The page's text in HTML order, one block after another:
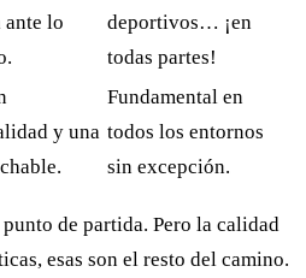
ante lo
deportivos… ¡en
todas partes!
y una
Fundamental en
todos los entornos
sin excepción.
de partida. Pero la calidad
esas son el resto del camino.